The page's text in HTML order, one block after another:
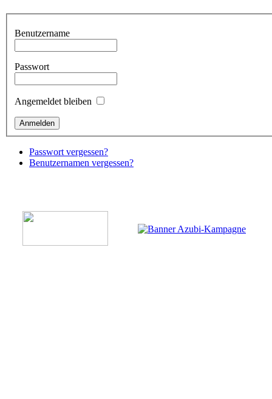
Benutzername
Passwort
Angemeldet bleiben
Passwort vergessen?
Benutzernamen vergessen?